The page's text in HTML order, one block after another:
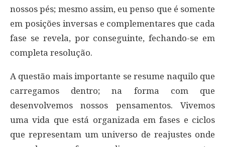
nossos pés; mesmo assim, eu penso que é somente
em posições inversas e complementares que cada
fase se revela, por conseguinte, fechando-se em
completa resolução.
A questão mais importante se resume naquilo que
carregamos dentro; na forma com que
desenvolvemos nossos pensamentos. Vivemos
uma vida que está organizada em fases e ciclos
que representam um universo de reajustes onde